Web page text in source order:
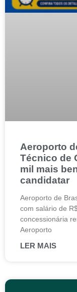
Aeroporto
Técnico de
mil mais
candidatar
Aeroporto de
com salário de
concessionária
Aeroporto
LER MAIS